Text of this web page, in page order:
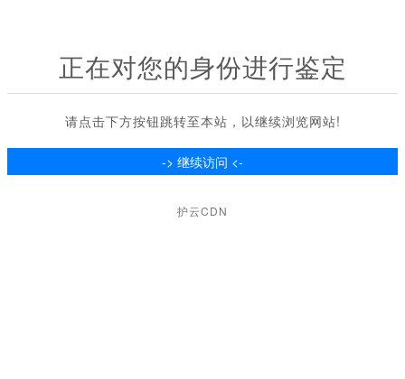
正在对您的身份进行鉴定
请点击下方按钮跳转至本站，以继续浏览网站!
护云CDN